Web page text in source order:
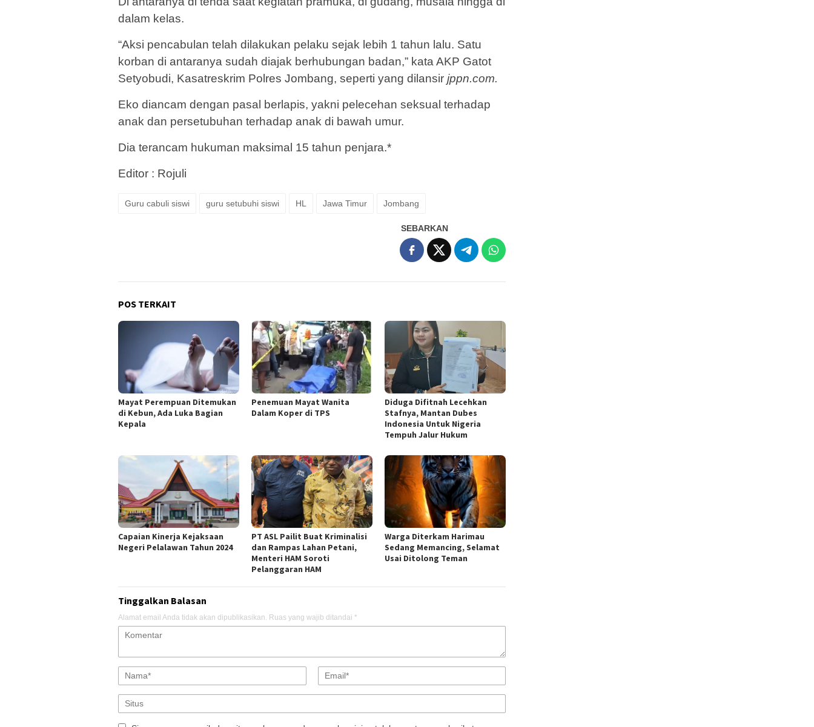
dalam kelas.
“Aksi pencabulan telah dilakukan pelaku sejak lebih 1 tahun lalu. Satu
korban di antaranya sudah diajak berhubungan badan,” kata AKP Gatot
Setyobudi, Kasatreskrim Polres Jombang, seperti yang dilansir jppn.com.
Eko diancam dengan pasal berlapis, yakni pelecehan seksual terhadap
anak dan persetubuhan terhadap anak di bawah umur.
Dia terancam hukuman maksimal 15 tahun penjara.*
Editor : Rojuli
Guru cabuli siswi guru setubuhi siswi HL Jawa Timur Jombang
SEBARKAN
POS TERKAIT
Mayat Perempuan Ditemukan
di Kebun, Ada Luka Bagian
Kepala
Penemuan Mayat Wanita
Dalam Koper di TPS
Diduga Difitnah Lecehkan
Stafnya, Mantan Dubes
Indonesia Untuk Nigeria
Tempuh Jalur Hukum
Capaian Kinerja Kejaksaan
Negeri Pelalawan Tahun 2024
PT ASL Pailit Buat Kriminalisi
dan Rampas Lahan Petani,
Menteri HAM Soroti
Pelanggaran HAM
Warga Diterkam Harimau
Sedang Memancing, Selamat
Usai Ditolong Teman
Tinggalkan Balasan
Alamat email Anda tidak akan dipublikasikan. Ruas yang wajib ditandai *